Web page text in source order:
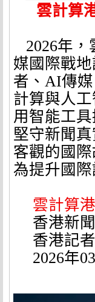
雲計算
2026年，
媒國際戰
者、 AI傳媒
計算與人
用智能工
堅守新聞
客觀的國
為提升國
雲計算
香港新
香港記
2026年03